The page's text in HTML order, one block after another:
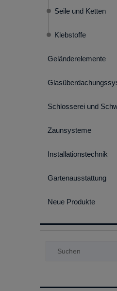
Seile und Ketten
Klebstoffe
Geländerelemente
Schlosserei und
Zaunsysteme
Installationstechnik
Gartenausstattung
Neue Produkte